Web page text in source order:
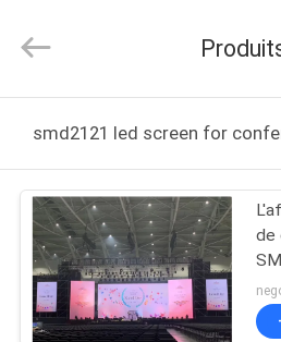
PRODUITS
VR
SHOW
Display
Labs
All
smd2121 led screen for
de